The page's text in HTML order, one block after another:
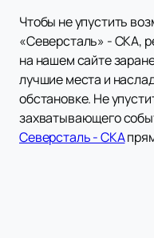
Чтобы не упустить
«Северсталь» - СКА,
на нашем сайте
лучшие места и
обстановке. Не
захватывающего
Северсталь - СКА